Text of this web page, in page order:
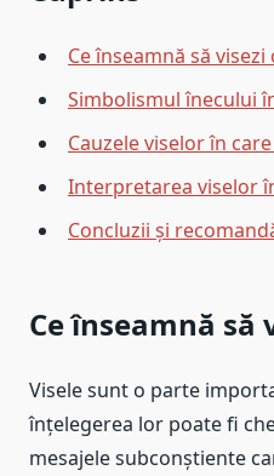
Ce înseamnă să visezi
Simbolismul înecului
Cauzele viselor în
Interpretarea viselor
Concluzii și
Ce înseamnă să
Visele sunt o parte
înțelegerea lor poate fi
mesajele subconștiente